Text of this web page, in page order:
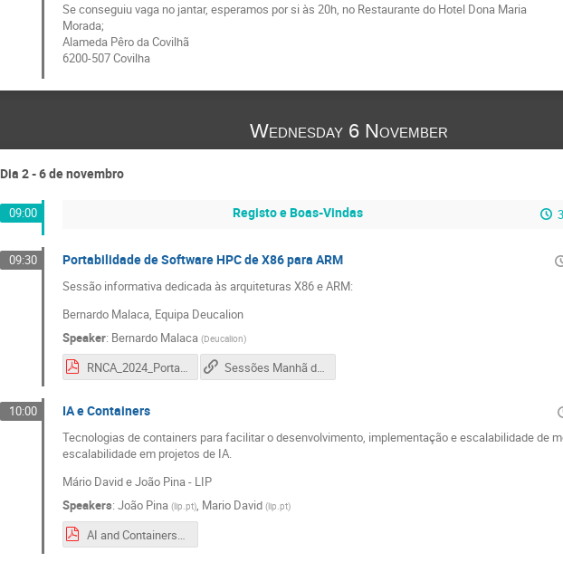
Se conseguiu vaga no jantar, esperamos por si às 20h, no Restaurante do Hotel Dona Maria
Morada;
Alameda Pêro da Covilhã
6200-507 Covilha
Wednesday 6 November
Dia 2 - 6 de novembro
09:00 Registo e Boas-Vindas
09:30 Portabilidade de Software HPC de X86 para ARM
Sessão informativa dedicada às arquiteturas X86 e ARM:
Bernardo Malaca, Equipa Deucalion
Speaker: Bernardo Malaca (Deucalion)
RNCA_2024_Portability v4.pdf Sessões Manhã dia 6 de novembro - 9h30
10:00 IA e Containers
Tecnologias de containers para facilitar o desenvolvimento, implementação e escalabilidade de
escalabilidade em projetos de IA.
Mário David e João Pina - LIP
Speakers: João Pina (lip.pt), Mario David (lip.pt)
AI and Containers-JPina.pdf